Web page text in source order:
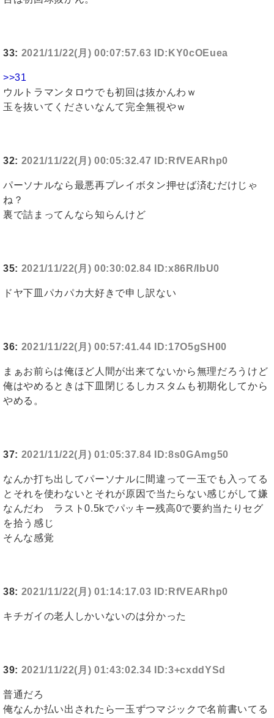
33: 2021/11/22(月) 00:07:57.63 ID:KY0cOEuea
>>31
ウルトラマンタロウでも初回は抜かんわｗ
玉を抜いてくださいなんて完全無視やｗ
32: 2021/11/22(月) 00:05:32.47 ID:RfVEARhp0
パーソナルなら最悪再プレイボタン押せば済むだけじゃ
ね？
裏で詰まってんなら知らんけど
35: 2021/11/22(月) 00:30:02.84 ID:x86R/IbU0
ドヤ下皿パカパカ大好きで申し訳ない
36: 2021/11/22(月) 00:57:41.44 ID:17O5gSH00
まぁお前らは俺ほど人間が出来てないから無理だろうけど
俺はやめるときは下皿閉じるしカスタムも初期化してから
やめる。
37: 2021/11/22(月) 01:05:37.84 ID:8s0GAmg50
なんか打ち出してパーソナルに間違って一玉でも入ってる
とそれを使わないとそれが原因で当たらない感じがして嫌
なんだわ ラスト0.5kでパッキー残高0で要約当たりセグ
を拾う感じ
そんな感覚
38: 2021/11/22(月) 01:14:17.03 ID:RfVEARhp0
キチガイの老人しかいないのは分かった
39: 2021/11/22(月) 01:43:02.34 ID:3+cxddYSd
普通だろ
俺なんか払い出されたら一玉ずつマジックで名前書いてる